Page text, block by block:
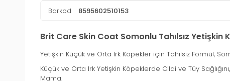
Barkod 8595602510153
Brit Care Skin Coat Somonlu Tahılsız Yetişkin
Yetişkin Küçük ve Orta Irk Köpekler için Tahılsız Formül,
Küçük ve Orta Irk Yetişkin Köpeklerde Cildi ve Tüy
Mama.